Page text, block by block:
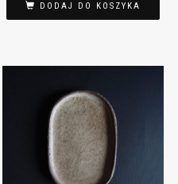
DODAJ DO KOSZYKA